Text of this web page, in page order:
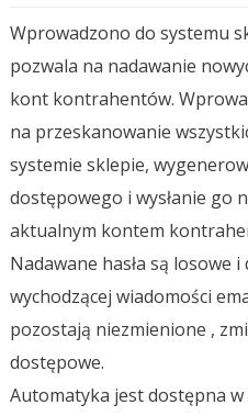
Wprowadzono do systemu
pozwala na nadawanie
kont kontrahentów.
na przeskanowanie
systemie sklepie,
dostępowego i wysłanie go
aktualnym kontem
Nadawane hasła są losowe i
wychodzącej wiadomości
pozostają niezmienione ,
dostępowe.
Automatyka jest dostępna